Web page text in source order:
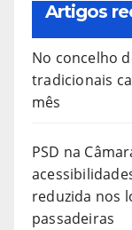
Artigos
No concelho
tradicionais
mês
PSD na
reduzida nos
passadeiras